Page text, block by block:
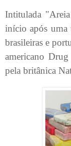
Intitulada
início após uma
brasileiras e
americano
pela britânica